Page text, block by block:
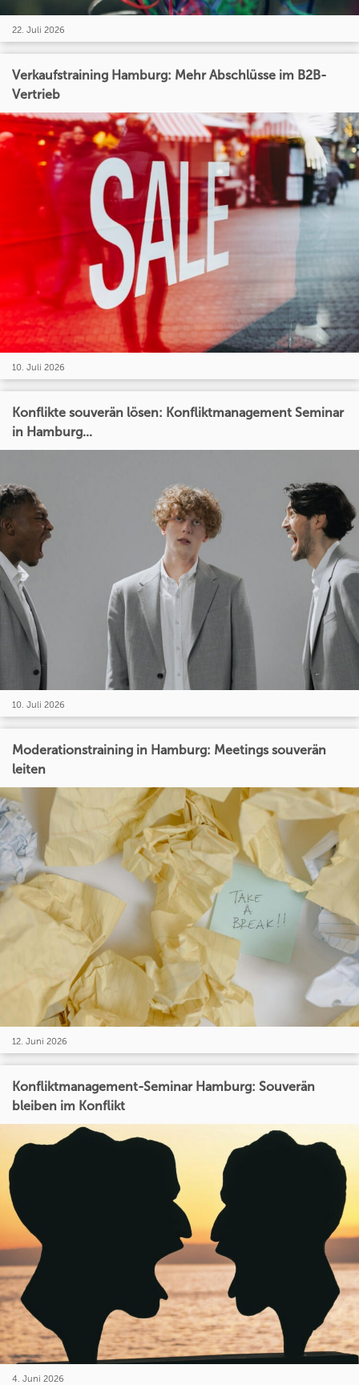
22. Juli 2026
Verkaufstraining Hamburg: Mehr Abschlüsse im B2B-
Vertrieb
10. Juli 2026
Konflikte souverän lösen: Konfliktmanagement Seminar
in Hamburg...
10. Juli 2026
Moderationstraining in Hamburg: Meetings souverän
leiten
12. Juni 2026
Konfliktmanagement-Seminar Hamburg: Souverän
bleiben im Konflikt
4. Juni 2026